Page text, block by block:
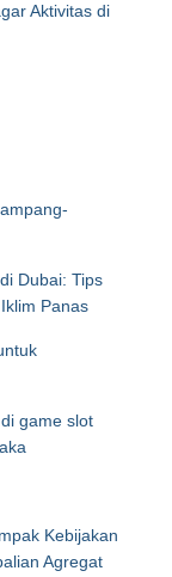
Aktivitas di
Dubai: Tips
Panas
game slot
Kebijakan
Agregat